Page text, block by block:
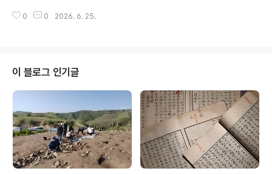
사람에게 선물로 증여하고그만큼 댓가를 쳐서 뭔가를 받아
돈 적이 없다. 유구한 역사를 자랑하지만, 화폐가 유통되며
렇게 유지되었다. 고려시대? 비슷하다. 고려도경을 보면 이
시대도 여전히 현물화폐가 주로 쓰였고, 나라에서는 화폐
를 유통시키기 위해 꽤 노력했지만 여전히 제대로 되지 않
았다. 우리나라는 소위 실학자라는 이익처럼 화폐를 전부
폐지해야 한다는 정신 나간 소리를 한 영감들도 있었지만,
대부분의 시대, 정부는 항상 화폐를 유..
0 0 2026. 6. 25.
이 블로그 인기글